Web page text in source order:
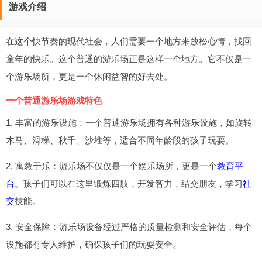
游戏介绍
在这个快节奏的现代社会，人们需要一个地方来放松心情，找回
童年的快乐。这个普通的游乐场正是这样一个地方。它不仅是一
个游乐场所，更是一个休闲益智的好去处。
一个普通游乐场游戏特色
1. 丰富的游乐设施：一个普通游乐场拥有各种游乐设施，如旋转
木马、滑梯、秋千、沙堆等，适合不同年龄段的孩子玩耍。
2. 寓教于乐：游乐场不仅仅是一个娱乐场所，更是一个教育平
台。孩子们可以在这里锻炼四肢，开发智力，结交朋友，学习社
交技能。
3. 安全保障：游乐场设备经过严格的质量检测和安全评估，每个
设施都有专人维护，确保孩子们的玩耍安全。